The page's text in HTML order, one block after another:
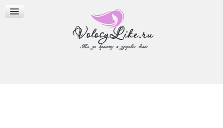
МАСЛА ДЛЯ ВОЛОС